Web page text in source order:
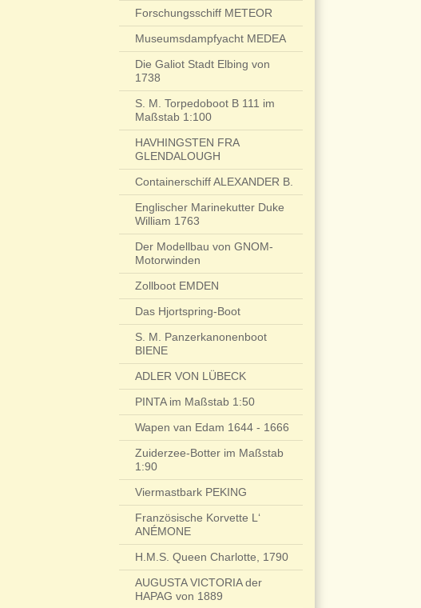
Forschungsschiff METEOR
Museumsdampfyacht MEDEA
Die Galiot Stadt Elbing von
1738
S. M. Torpedoboot B 111 im
Maßstab 1:100
HAVHINGSTEN FRA
GLENDALOUGH
Containerschiff ALEXANDER B.
Englischer Marinekutter Duke
William 1763
Der Modellbau von GNOM-
Motorwinden
Zollboot EMDEN
Das Hjortspring-Boot
S. M. Panzerkanonenboot
BIENE
ADLER VON LÜBECK
PINTA im Maßstab 1:50
Wapen van Edam 1644 - 1666
Zuiderzee-Botter im Maßstab
1:90
Viermastbark PEKING
Französische Korvette L‘
ANÉMONE
H.M.S. Queen Charlotte, 1790
AUGUSTA VICTORIA der
HAPAG von 1889